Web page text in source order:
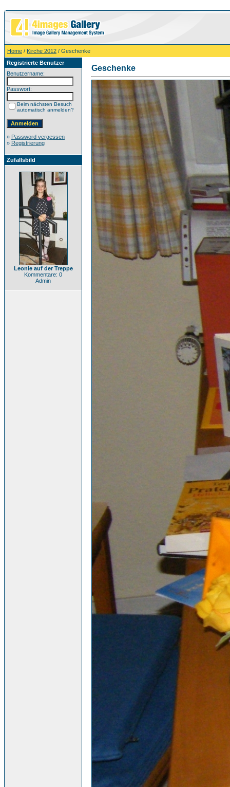
Home / Kirche 2012 / Geschenke
Registrierte Benutzer
Benutzername:
Passwort:
Beim nächsten Besuch
automatisch anmelden?
» Password vergessen
» Registrierung
Zufallsbild
Leonie auf der Treppe
Kommentare: 0
Admin
Geschenke